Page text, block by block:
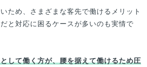
ため、さまざまな客先で働けるメリット
と対応に困るケースが多いのも実情で
して働く方が、腰を据えて働けるため圧